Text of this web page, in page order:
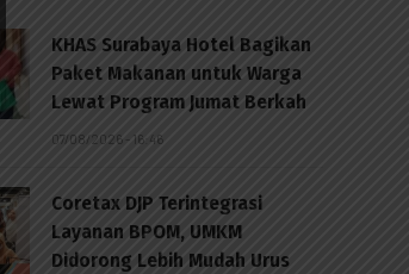
KHAS Surabaya Hotel Bagikan
Paket Makanan untuk Warga
Lewat Program Jumat Berkah
07/08/2026 - 16:46
Coretax DJP Terintegrasi
Layanan BPOM, UMKM
Didorong Lebih Mudah Urus